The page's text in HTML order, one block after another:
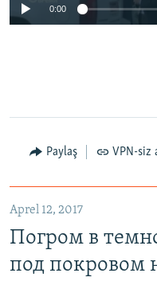
0:00
Paylaş VPN-siz
Aprel 12, 2017
Погром в
под покровом